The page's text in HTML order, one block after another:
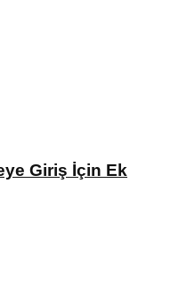
Giriş İçin Ek